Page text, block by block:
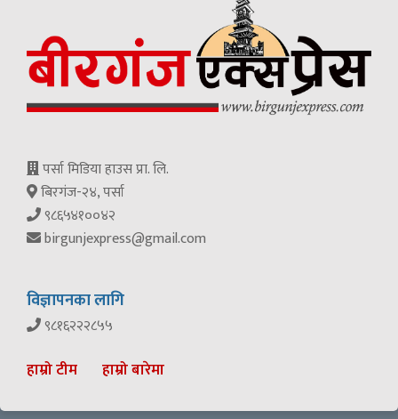
पर्सा मिडिया हाउस प्रा. लि.
बिरगंज-२४, पर्सा
९८६५४१००४२
birgunjexpress@gmail.com
विज्ञापनका लागि
९८१६२२२८५५
हाम्रो टीम हाम्रो बारेमा